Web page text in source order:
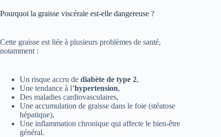
Pourquoi la graisse viscérale est-elle dangereuse ?
Cette graisse est liée à plusieurs problèmes de santé,
notamment :
Un risque accru de diabète de type 2,
Une tendance à l’hypertension,
Des maladies cardiovasculaires,
Une accumulation de graisse dans le foie (stéatose
hépatique),
Une inflammation chronique qui affecte le bien-être
général.